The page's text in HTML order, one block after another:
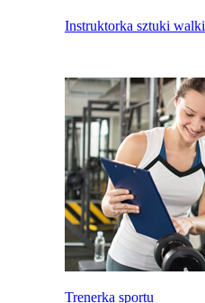
Instruktorka sztuki walki
Trenerka sportu